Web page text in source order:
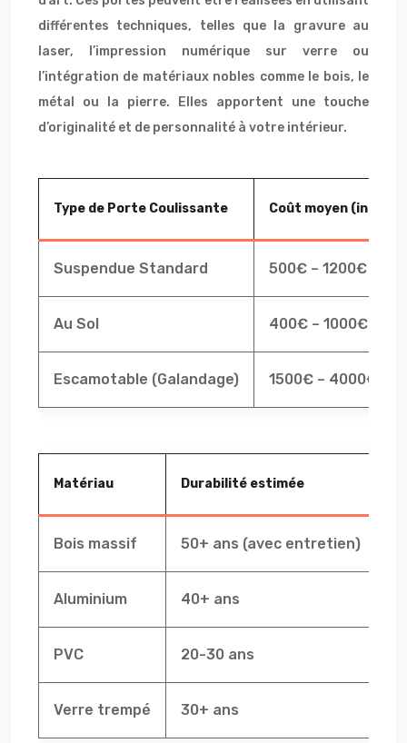
différentes techniques, telles que la gravure au
laser, l’impression numérique sur verre ou
l’intégration de matériaux nobles comme le bois, le
métal ou la pierre. Elles apportent une touche
d’originalité et de personnalité à votre intérieur.
Type de Porte Coulissante Coût moyen
Suspendue Standard 500€ – 1200€
Au Sol 400€ – 1000€
Escamotable (Galandage) 1500€ – 4000€
Matériau Durabilité estimée
Bois massif 50+ ans (avec entretien)
Aluminium 40+ ans
PVC 20-30 ans
Verre trempé 30+ ans